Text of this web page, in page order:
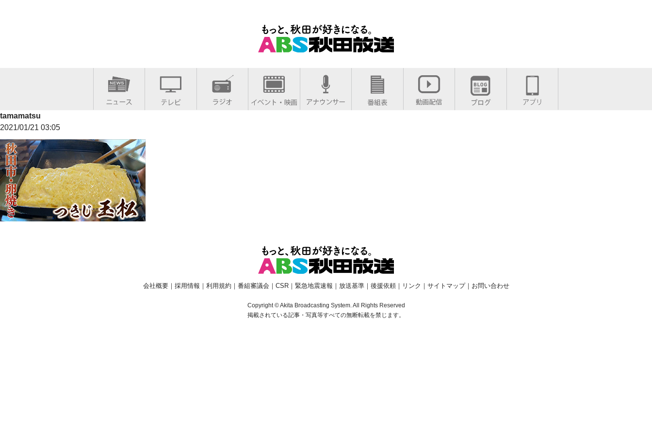
tamamatsu
2021/01/21 03:05
会社概要｜ 採用情報 ｜ 利用規約 ｜ 番組審議会 ｜ CSR｜ 緊急地震速報 ｜ 放送基準｜ 後援依頼｜ リンク ｜ サイトマップ｜ お問い合わせ
Copyright © Akita Broadcasting System. All Rights Reserved
掲載されている記事・写真等すべての無断転載を禁じます。